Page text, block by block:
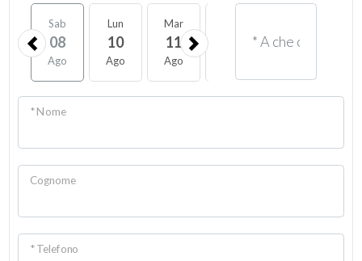
Sab
08
Ago
Lun
10
Ago
Mar
11
Ago
13
* Nome
Cognome
* Telefono